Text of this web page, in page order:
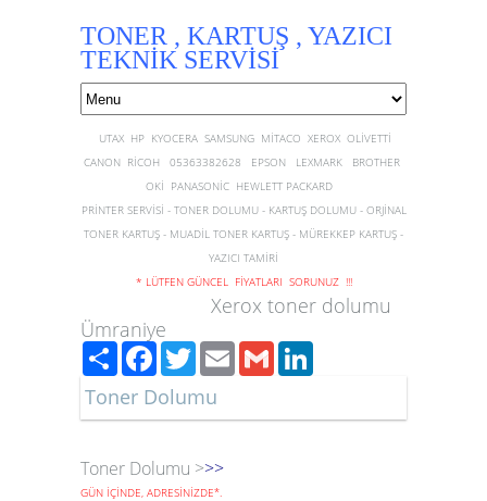
TONER , KARTUŞ , YAZICI
TEKNİK SERVİSİ
UTAX HP KYOCERA SAMSUNG MİTACO XEROX OLİVETTİ
CANON RİCOH 05363382628 EPSON LEXMARK BROTHER
OKİ PANASONİC HEWLETT PACKARD
PRİNTER SERVİSİ - TONER DOLUMU - KARTUŞ DOLUMU - ORJİNAL
TONER KARTUŞ - MUADİL TONER KARTUŞ - MÜREKKEP KARTUŞ -
YAZICI TAMİRİ
* LÜTFEN GÜNCEL FİYATLARI SORUNUZ !!!
Xerox toner dolumu
Ümraniye
PaylaşFacebook
TwitterEmailGmail
Toner Dolumu
Toner Dolumu >>>
GÜN İÇİNDE, ADRESİNİZDE*.